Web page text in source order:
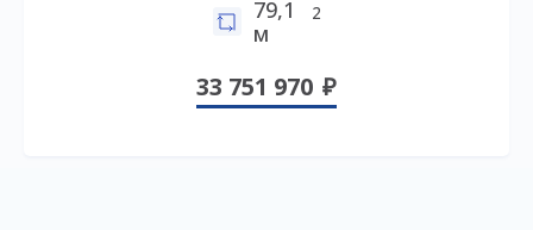
79,1
м
2
33 751 970